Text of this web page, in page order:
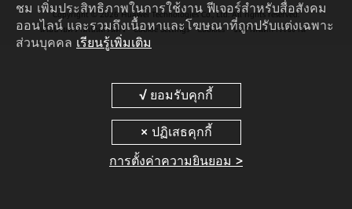
Copyright © 2026 Huawei Technologies Co., Ltd. All rights reserved.
นโยบายความเป็นส่วนตัว
Cookie Settings Cookies ข้อกำหนดการใช้งาน
ชม เพิ่มประสิทธิภาพในการใช้งาน ฟีเจอร์สำหรับสื่อสังคม
ออนไลน์ และรวมถึงเนื้อหาและโฆษณาที่ถูกปรับแต่งเฉพาะ
ส่วนบุคคล เรียนรู้เพิ่มเติม
การตั้งค่าความยินยอม >